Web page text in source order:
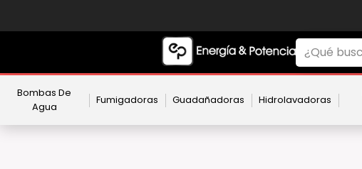
Bombas De
Agua
Fumigadoras Guadañadoras Hidrolavadoras